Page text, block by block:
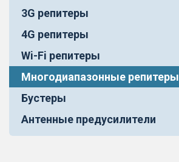
3G репитеры
4G репитеры
Wi-Fi репитеры
Многодиапазонные репитеры
Бустеры
Антенные предусилители